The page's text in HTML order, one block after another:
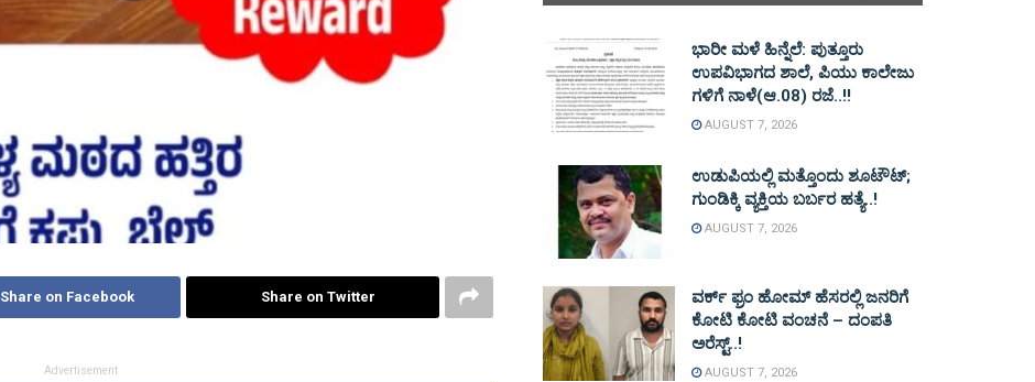
Share on Facebook Share on Twitter
Advertisement
ಭಾರೀ ಮಳೆ ಹಿನ್ನೆಲೆ: ಪುತ್ತೂರು
ಉಪವಿಭಾಗದ ಶಾಲೆ, ಪಿಯು ಕಾಲೇಜು
ಗಳಿಗೆ ನಾಳೆ(ಆ.08) ರಜೆ..!!
AUGUST 7, 2026
ಉಡುಪಿಯಲ್ಲಿ ಮತ್ತೊಂದು ಶೂಟೌಟ್‌;
ಗುಂಡಿಕ್ಕಿ ವ್ಯಕ್ತಿಯ ಬರ್ಬರ ಹತ್ಯೆ..!
AUGUST 7, 2026
ವರ್ಕ್ ಫ್ರಂ ಹೋಮ್ ಹೆಸರಲ್ಲಿ ಜನರಿಗೆ
ಕೋಟಿ ಕೋಟಿ ವಂಚನೆ – ದಂಪತಿ
ಅರೆಸ್ಟ್..!
AUGUST 7, 2026